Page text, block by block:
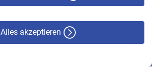
Alles akzeptieren